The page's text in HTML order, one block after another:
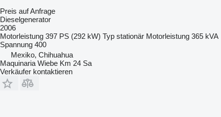
Preis auf Anfrage
Dieselgenerator
2006
Motorleistung 397 PS (292 kW) Typ stationär Motorleistung 365 kVA
Spannung 400
Mexiko, Chihuahua
Maquinaria Wiebe Km 24 Sa
Verkäufer kontaktieren